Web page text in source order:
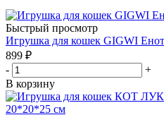
Быстрый просмотр
Игрушка для кошек GIGWI
899 ₽
-
+
В корзину